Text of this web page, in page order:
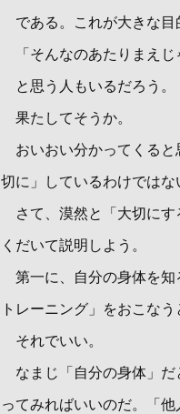
である。これが大きな目
「そんなのあたりまえじ
と思う人もいるだろう。
果たしてそうか。
おいおい分かってくると
切に」しているわけではな
さて、漠然と「大切にす
くだいて説明しよう。
第一に、自分の身体を知
トレーニング」をおこな
それでいい。
なまじ「自分の身体」だ
ってみればいいのだ。「